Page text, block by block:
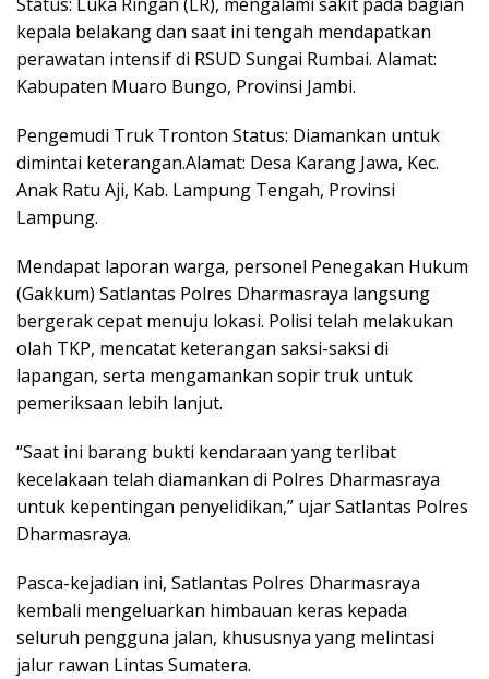
kepala belakang dan saat ini tengah mendapatkan
perawatan intensif di RSUD Sungai Rumbai. Alamat:
Kabupaten Muaro Bungo, Provinsi Jambi.
Pengemudi Truk Tronton Status: Diamankan untuk
dimintai keterangan.Alamat: Desa Karang Jawa, Kec.
Anak Ratu Aji, Kab. Lampung Tengah, Provinsi
Lampung.
Mendapat laporan warga, personel Penegakan Hukum
(Gakkum) Satlantas Polres Dharmasraya langsung
bergerak cepat menuju lokasi. Polisi telah melakukan
olah TKP, mencatat keterangan saksi-saksi di
lapangan, serta mengamankan sopir truk untuk
pemeriksaan lebih lanjut.
“Saat ini barang bukti kendaraan yang terlibat
kecelakaan telah diamankan di Polres Dharmasraya
untuk kepentingan penyelidikan,” ujar Satlantas Polres
Dharmasraya.
Pasca-kejadian ini, Satlantas Polres Dharmasraya
kembali mengeluarkan himbauan keras kepada
seluruh pengguna jalan, khususnya yang melintasi
jalur rawan Lintas Sumatera.